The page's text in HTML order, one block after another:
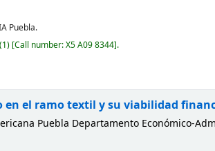
Puebla.
Call number:X5 A09 8344 .
en el ramo textil y su viabilidad
Puebla Departamento Económico-